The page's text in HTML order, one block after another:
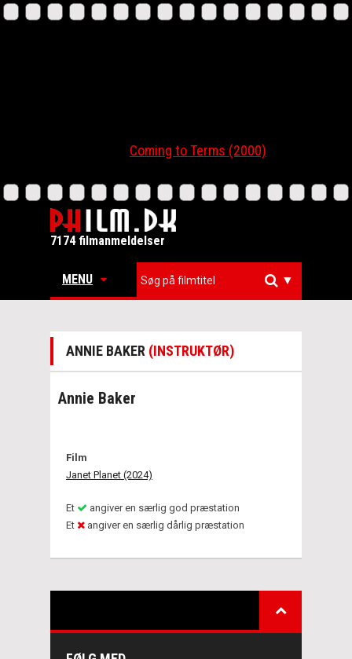
Coming to Terms (2000)
7174 filmanmeldelser
MENU ▼
ANNIE BAKER (INSTRUKTØR)
Annie Baker
Film
Janet Planet (2024)
Et
angiver en særlig god præstation
Et
angiver en særlig dårlig præstation